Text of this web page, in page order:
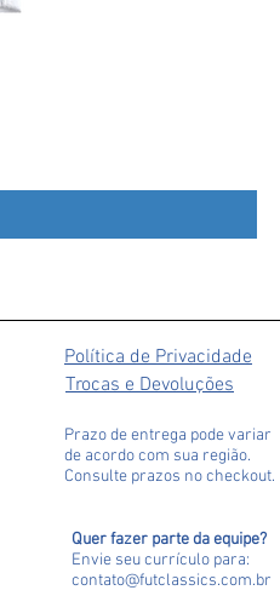
Política de Privacidade
Trocas e Devoluções
Prazo de entrega pode variar
de acordo com sua região.
Consulte prazos no checkout.
Quer fazer parte da equipe?
Envie seu currículo para:
contato@futclassics.com.br